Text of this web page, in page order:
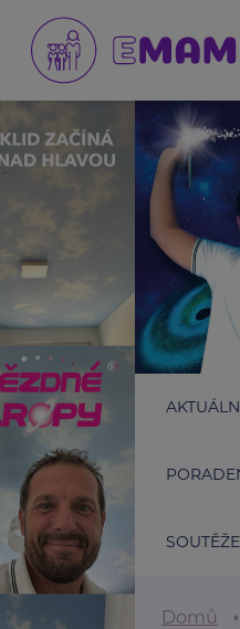
SOUTĚŽE
Domů